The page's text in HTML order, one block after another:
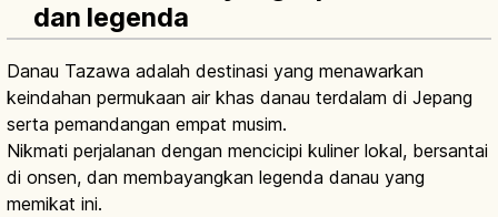
dan legenda
Danau Tazawa adalah destinasi yang menawarkan
keindahan permukaan air khas danau terdalam di Jepang
serta pemandangan empat musim.
Nikmati perjalanan dengan mencicipi kuliner lokal, bersantai
di onsen, dan membayangkan legenda danau yang
memikat ini.